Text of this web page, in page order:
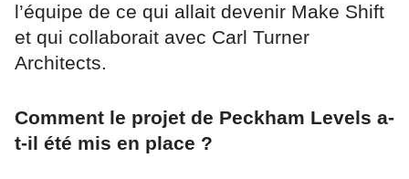
l’équipe de ce qui allait devenir Make Shift
et qui collaborait avec Carl Turner
Architects.
Comment le projet de Peckham Levels a-
t-il été mis en place ?